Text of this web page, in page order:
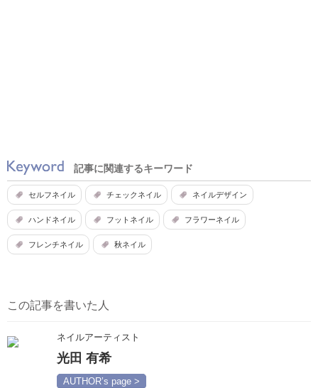
記事に関連するキーワード
セルフネイル チェックネイル ネイルデザイン
ハンドネイル フットネイル フラワーネイル
フレンチネイル 秋ネイル
この記事を書いた人
ネイルアーティスト
光田 有希
AUTHOR’s page >